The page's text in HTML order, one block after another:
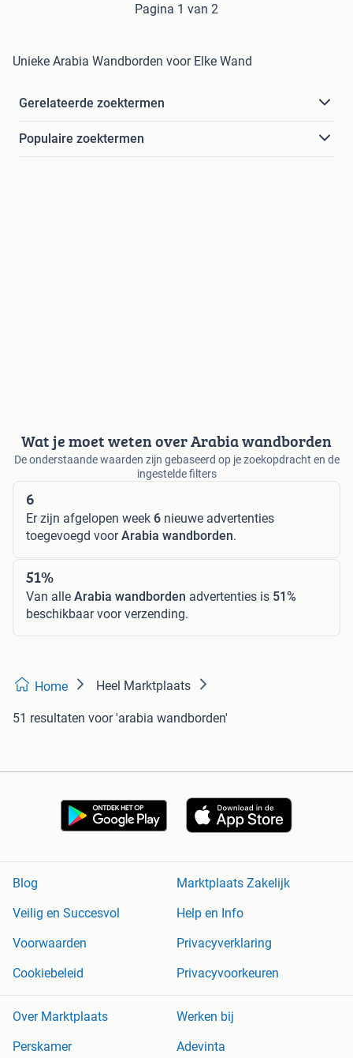
Pagina 1 van 2
Unieke Arabia Wandborden voor Elke Wand
Gerelateerde zoektermen
Populaire zoektermen
Wat je moet weten over Arabia wandborden
De onderstaande waarden zijn gebaseerd op je zoekopdracht en de
ingestelde filters
6
Er zijn afgelopen week 6 nieuwe advertenties
toegevoegd voorArabia wandborden.
51%
Van alle Arabia wandborden advertenties is 51%
beschikbaar voor verzending.
Home Heel Marktplaats
51 resultaten voor 'arabia wandborden'
Blog
Marktplaats Zakelijk
Veilig en Succesvol
Help en Info
Voorwaarden
Privacyverklaring
Cookiebeleid
Privacyvoorkeuren
Over Marktplaats
Werken bij
Perskamer
Adevinta